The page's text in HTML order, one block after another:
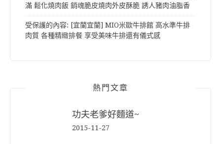
滿 鬆化燒肉飯 銷魂脆皮燒肉外皮酥脆 誘人豬肉油脂香
受保護的內容: [宜蘭宜蘭] MIO米歐牛排館 高水準牛排
肉質 各種精緻排餐 享受美味牛排還有儀式感
熱門文章
功夫老爹好麵道~
2015-11-27